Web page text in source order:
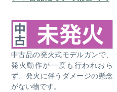
中古品の発火式モデルガンで、
発火動作が一度も行われおら
ず、発火に伴うダメージの懸念
がない物です。